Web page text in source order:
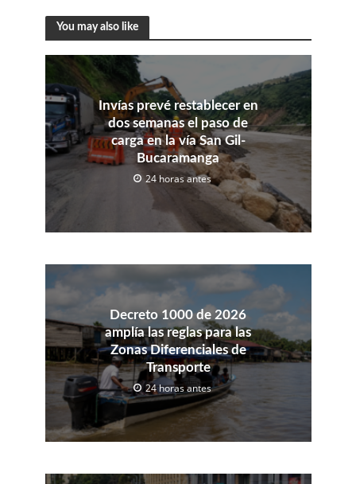
You may also like
Invías prevé restablecer en
dos semanas el paso de
carga en la vía San Gil-
Bucaramanga
24 horas antes
Decreto 1000 de 2026
amplía las reglas para las
Zonas Diferenciales de
Transporte
24 horas antes